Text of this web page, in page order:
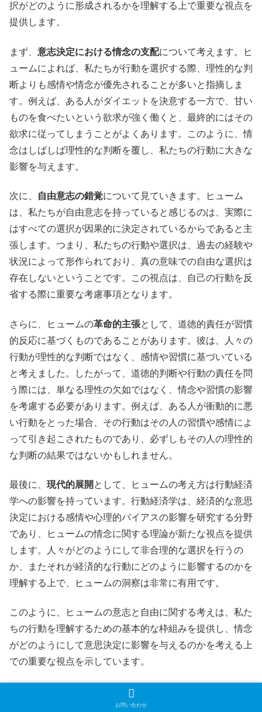
択がどのように形成されるかを理解する上で重要な視点を
提供します。
まず、 意志決定における情念の支配について考えます。ヒ
ュームによれば、私たちが行動を選択する際、理性的な判
断よりも感情や情念が優先されることが多いと指摘しま
す。例えば、ある人がダイエットを決意する一方で、甘い
ものを食べたいという欲求が強く働くと、最終的にはその
欲求に従ってしまうことがよくあります。このように、情
念はしばしば理性的な判断を覆し、私たちの行動に大きな
影響を与えます。
次に、 自由意志の錯覚について見ていきます。ヒューム
は、私たちが自由意志を持っていると感じるのは、実際に
はすべての選択が因果的に決定されているからであると主
張します。つまり、私たちの行動や選択は、過去の経験や
状況によって形作られており、真の意味での自由な選択は
存在しないということです。この視点は、自己の行動を反
省する際に重要な考慮事項となります。
さらに、ヒュームの革命的主張として、道徳的責任が習慣
的反応に基づくものであることがあります。彼は、人々の
行動が理性的な判断ではなく、感情や習慣に基づいている
と考えました。したがって、道徳的判断や行動の責任を問
う際には、単なる理性の欠如ではなく、情念や習慣の影響
を考慮する必要があります。例えば、ある人が衝動的に悪
い行動をとった場合、その行動はその人の習慣や感情によ
って引き起こされたものであり、必ずしもその人の理性的
な判断の結果ではないかもしれません。
最後に、 現代的展開 として、ヒュームの考え方は行動経済
学への影響を持っています。行動経済学は、経済的な意思
決定における感情や心理的バイアスの影響を研究する分野
であり、ヒュームの情念に関する理論が新たな視点を提供
します。人々がどのようにして非合理的な選択を行うの
か、またそれが経済的な行動にどのように影響するのかを
理解する上で、ヒュームの洞察は非常に有用です。
このように、ヒュームの意志と自由に関する考えは、私た
ちの行動を理解するための基本的な枠組みを提供し、情念
がどのようにして意思決定に影響を与えるのかを考える上
での重要な視点を示しています。
第4部：第3巻「道徳について」 – 道徳感
お問い合わせ